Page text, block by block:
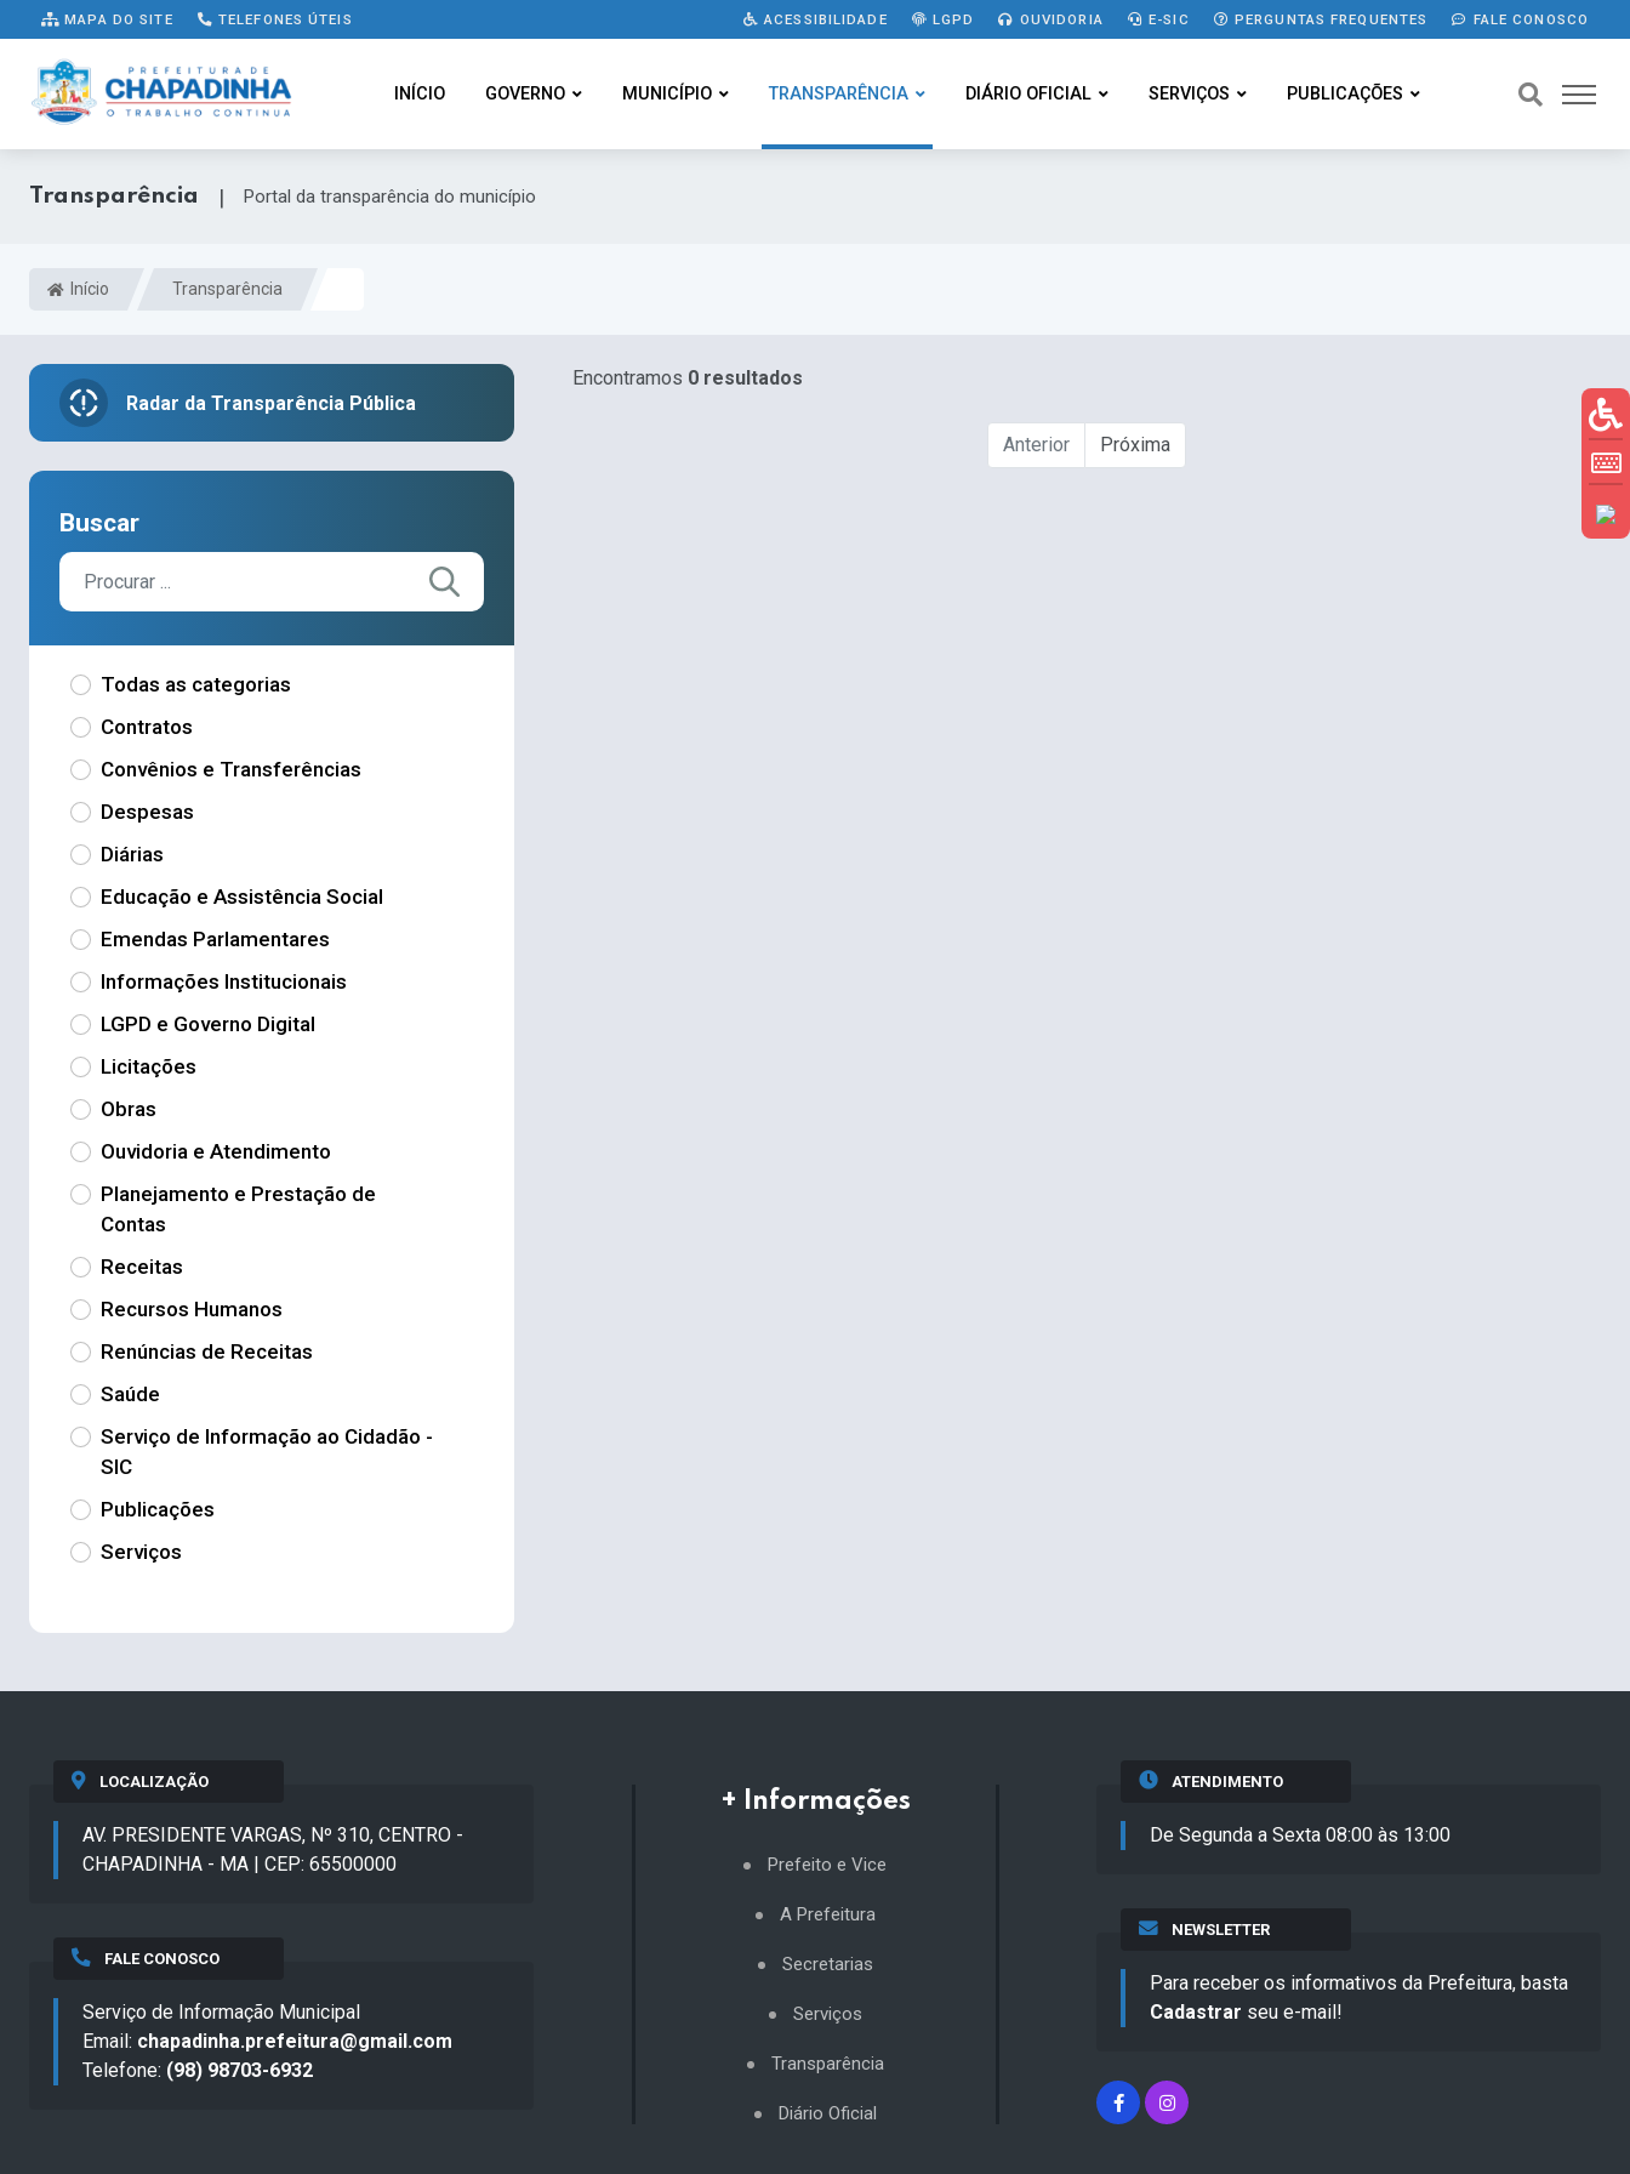
MAPA DO SITE TELEFONES ÚTEIS ACESSIBILIDADE LGPD OUVIDORIA E-SIC PERGUNTAS FREQUENTES FALE CONOSCO
INÍCIO GOVERNO MUNICÍPIO TRANSPARÊNCIA DIÁRIO OFICIAL SERVIÇOS PUBLICAÇÕES
Transparência | Portal da transparência do município
Início Transparência
Radar da Transparência Pública
Buscar
Todas as categorias
Contratos
Convênios e Transferências
Despesas
Diárias
Educação e Assistência Social
Emendas Parlamentares
Informações Institucionais
LGPD e Governo Digital
Licitações
Obras
Ouvidoria e Atendimento
Planejamento e Prestação de
Contas
Receitas
Recursos Humanos
Renúncias de Receitas
Saúde
Serviço de Informação ao Cidadão -
SIC
Publicações
Serviços
Encontramos 0 resultados
Anterior Próxima
LOCALIZAÇÃO
AV. PRESIDENTE VARGAS, Nº 310, CENTRO -
CHAPADINHA - MA | CEP: 65500000
FALE CONOSCO
Serviço de Informação Municipal
Email: chapadinha.prefeitura@gmail.com
Telefone: (98) 98703-6932
+ Informações
Prefeito e Vice
A Prefeitura
Secretarias
Serviços
Transparência
Diário Oficial
ATENDIMENTO
De Segunda a Sexta 08:00 às 13:00
NEWSLETTER
Para receber os informativos da Prefeitura, basta
Cadastrar seu e-mail!